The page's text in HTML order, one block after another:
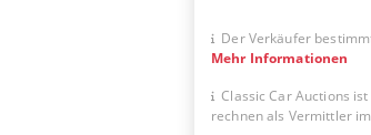
Der Verkäufer
Mehr Informationen
Classic Car Auctions
rechnen als Vermittler